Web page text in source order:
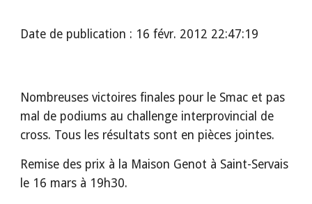
Date de publication : 16 févr. 2012 22:47:19
Nombreuses victoires finales pour le Smac et pas
mal de podiums au challenge interprovincial de
cross. Tous les résultats sont en pièces jointes.
Remise des prix à la Maison Genot à Saint-Servais
le 16 mars à 19h30.